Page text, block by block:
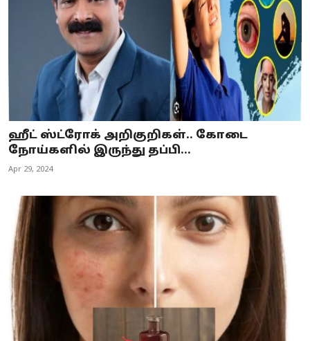
ஹீட் ஸ்ட்ரோக் அறிகுறிகள்.. கோடை
நோய்களில் இருந்து தப்பி...
Apr 29, 2024